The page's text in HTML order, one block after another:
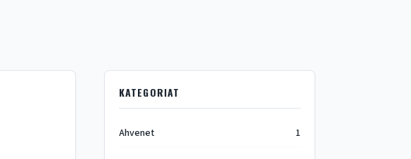
KATEGORIAT
Ahvenet 1